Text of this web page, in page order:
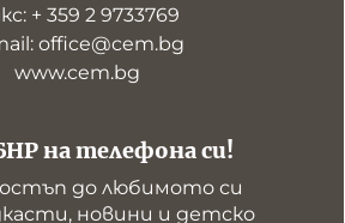
на телефона си!
до любимото си
новини и детско
+ 359 2 9733769
office@cem.bg
www.cem.bg